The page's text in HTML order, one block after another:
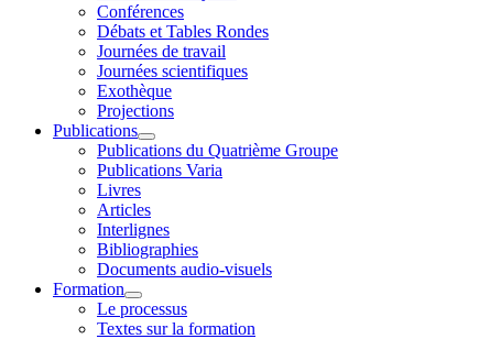
Conférences
Débats et Tables Rondes
Journées de travail
Journées scientifiques
Exothèque
Projections
Publications
Publications du Quatrième Groupe
Publications Varia
Livres
Articles
Interlignes
Bibliographies
Documents audio-visuels
Formation
Le processus
Textes sur la formation